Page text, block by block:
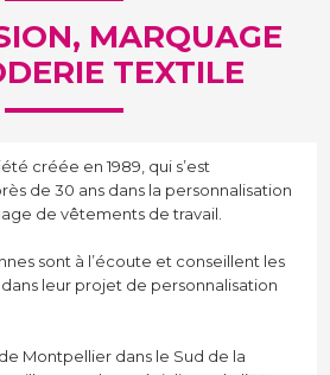
MARQUAGE
TEXTILE
créée en 1989, qui s’est
de 30 ans dans la personnalisation
de vêtements de travail.
sont à l’écoute et conseillent les
leur projet de personnalisation
Montpellier dans le Sud de la